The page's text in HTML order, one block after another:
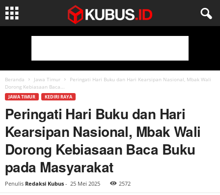
Beranda Jawa Timur
Peringati Hari Buku dan Hari Kearsipan Nasional, Mbak Wali
Dorong Kebiasaan Baca...
JAWA TIMUR KEDIRI RAYA
Peringati Hari Buku dan Hari
Kearsipan Nasional, Mbak Wali
Dorong Kebiasaan Baca Buku
pada Masyarakat
Penulis Redaksi Kubus - 25 Mei 2025 2572